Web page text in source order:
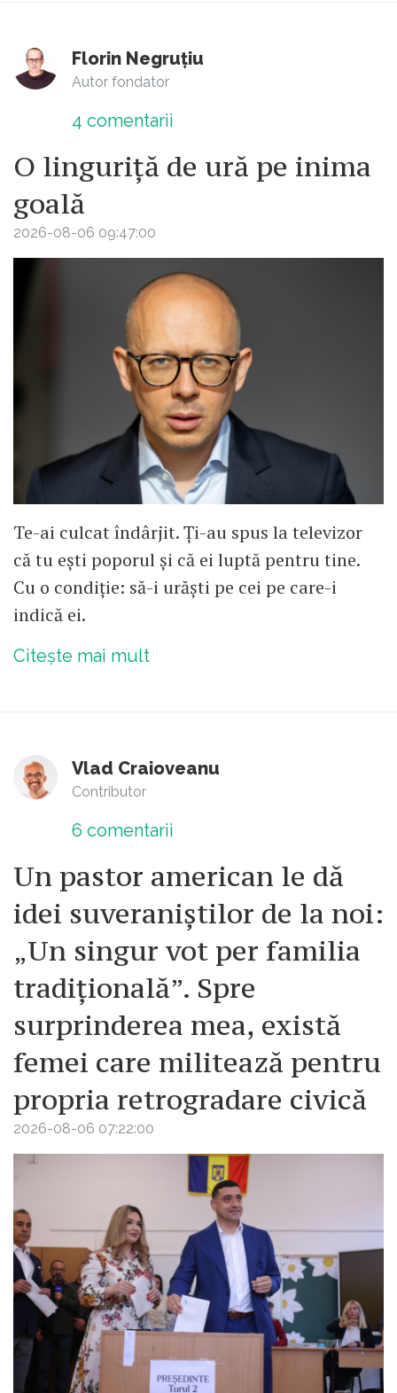
Florin Negruțiu
Autor fondator
4 comentarii
O linguriță de ură pe inima
goală
2026-08-06 09:47:00
Te-ai culcat îndârjit. Ți-au spus la televizor
că tu ești poporul și că ei luptă pentru tine.
Cu o condiție: să-i urăști pe cei pe care-i
indică ei.
Citește mai mult
Vlad Craioveanu
Contributor
6 comentarii
Un pastor american le dă
idei suveraniștilor de la noi:
„Un singur vot per familia
tradițională”. Spre
surprinderea mea, există
femei care militează pentru
propria retrogradare civică
2026-08-06 07:22:00